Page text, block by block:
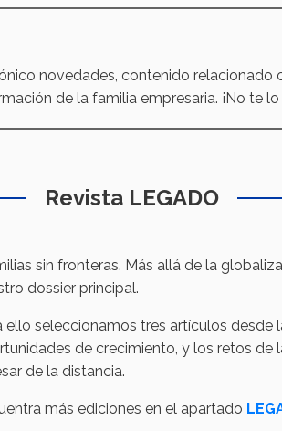
novedades, contenido relacionado
de la familia empresaria. ¡No te lo
Revista LEGADO
sin fronteras. Más allá de la
dossier principal.
ello seleccionamos tres artículos
de crecimiento, y los retos de
de la distancia.
más ediciones en el apartado